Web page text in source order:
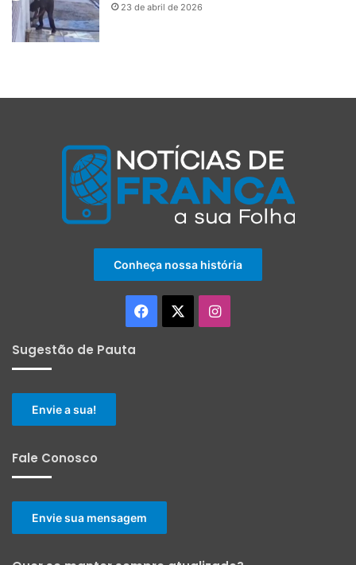
23 de abril de 2026
Conheça nossa história
Facebook Instagram
Sugestão de Pauta
Envie a sua!
Fale Conosco
Envie sua mensagem